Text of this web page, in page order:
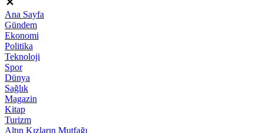
Ana Sayfa
Gündem
Ekonomi
Politika
Teknoloji
Spor
Dünya
Sağlık
Magazin
Kitap
Turizm
Altın Kızların Mutfağı